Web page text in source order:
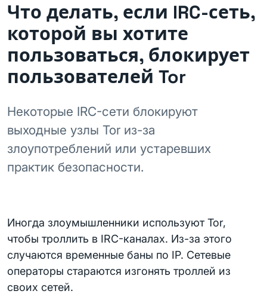
Что делать, если IRC-сеть,
которой вы хотите
пользоваться, блокирует
пользователей Tor
Некоторые IRC-сети блокируют
выходные узлы Tor из-за
злоупотреблений или устаревших
практик безопасности.
Иногда злоумышленники используют Tor,
чтобы троллить в IRC-каналах. Из-за этого
случаются временные баны по IP. Сетевые
операторы стараются изгонять троллей из
своих сетей.